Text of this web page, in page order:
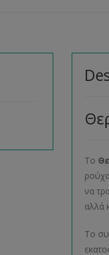
Το
να
αλλά
Το